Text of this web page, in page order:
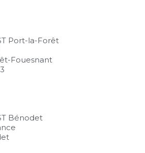
Port-la-Forêt
Fouesnant
Bénodet